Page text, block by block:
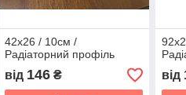
42x26 / 10см /
Радіаторний профіль
від 146₴ від